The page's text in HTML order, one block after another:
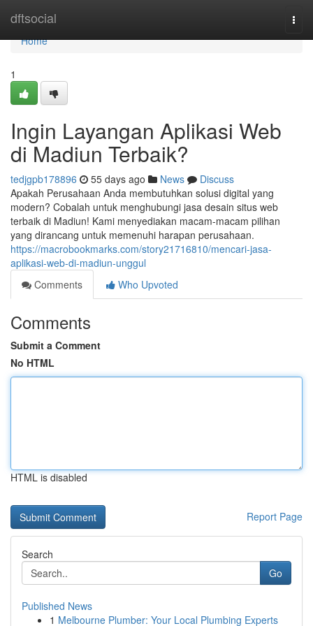
dftsocial
Home
Home
1
Ingin Layangan Aplikasi Web
di Madiun Terbaik?
tedjgpb178896 55 days ago News
Discuss
Apakah Perusahaan Anda membutuhkan solusi digital yang
modern? Cobalah untuk menghubungi jasa desain situs web
terbaik di Madiun! Kami menyediakan macam-macam pilihan
yang dirancang untuk memenuhi harapan perusahaan.
https://macrobookmarks.com/story21716810/mencari-jasa-
aplikasi-web-di-madiun-unggul
Comments
Who Upvoted
Comments
Submit a Comment
No HTML
HTML is disabled
Report Page
Search
Go
Published News
1 Melbourne Plumber: Your Local Plumbing Experts